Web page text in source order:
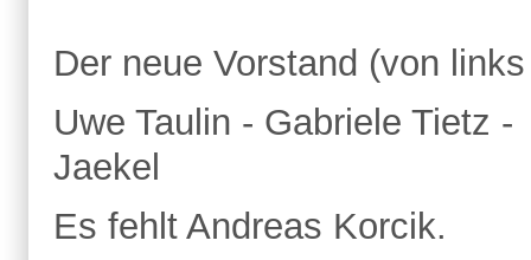
Der neue Vorstand (von
Uwe Taulin - Gabriele Tietz
Jaekel
Es fehlt Andreas Korcik.